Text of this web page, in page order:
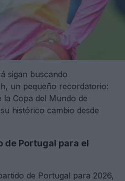
sigan buscando
un pequeño recordatorio:
la Copa del Mundo de
histórico cambio desde
de Portugal para el
de Portugal para 2026,